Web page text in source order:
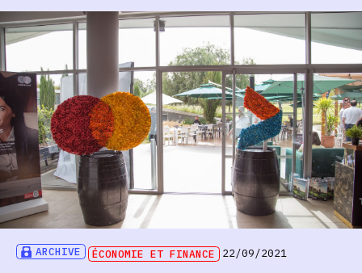
ARCHIVE ÉCONOMIE ET FINANCE
22/09/2021